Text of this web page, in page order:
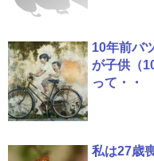
10年前バ
が子供（
って・・
私は27歳